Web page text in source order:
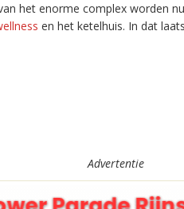
het enorme complex worden
en het ketelhuis. In dat
Advertentie